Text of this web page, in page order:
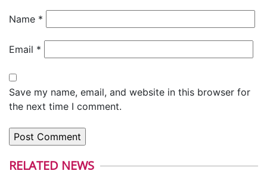
Name *
Email *
Save my name, email, and website in this browser for
the next time I comment.
RELATED NEWS